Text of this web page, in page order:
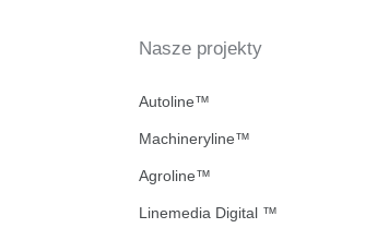
Nasze projekty
Autoline™
Machineryline™
Agroline™
Linemedia Digital ™